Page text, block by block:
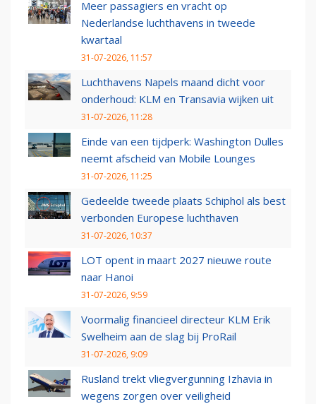
Meer passagiers en vracht op
Nederlandse luchthavens in tweede
kwartaal
31-07-2026, 11:57
Luchthavens Napels maand dicht voor
onderhoud: KLM en Transavia wijken uit
31-07-2026, 11:28
Einde van een tijdperk: Washington Dulles
neemt afscheid van Mobile Lounges
31-07-2026, 11:25
Gedeelde tweede plaats Schiphol als best
verbonden Europese luchthaven
31-07-2026, 10:37
LOT opent in maart 2027 nieuwe route
naar Hanoi
31-07-2026, 9:59
Voormalig financieel directeur KLM Erik
Swelheim aan de slag bij ProRail
31-07-2026, 9:09
Rusland trekt vliegvergunning Izhavia in
wegens zorgen over veiligheid